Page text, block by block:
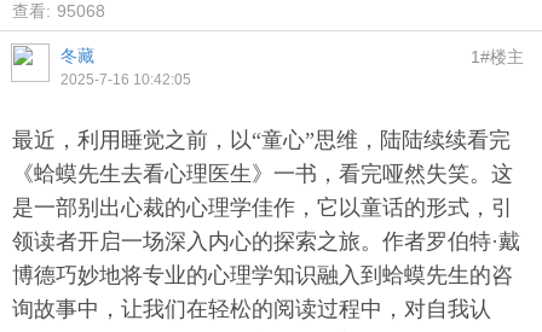
查看: 95068
冬藏
2025-7-16 10:42:05
1#楼主
最近，利用睡觉之前，以“童心”思维，陆陆续续看完
《蛤蟆先生去看心理医生》一书，看完哑然失笑。这
是一部别出心裁的心理学佳作，它以童话的形式，引
领读者开启一场深入内心的探索之旅。作者罗伯特·戴
博德巧妙地将专业的心理学知识融入到蛤蟆先生的咨
询故事中，让我们在轻松的阅读过程中，对自我认